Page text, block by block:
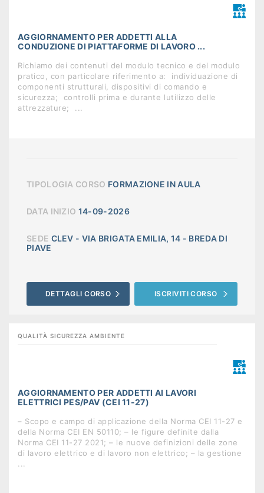
AGGIORNAMENTO PER ADDETTI ALLA
CONDUZIONE DI PIATTAFORME DI LAVORO ...
Richiamo dei contenuti del modulo tecnico e del modulo
pratico, con particolare riferimento a:  individuazione di
componenti strutturali, dispositivi di comando e
sicurezza;  controlli prima e durante lutilizzo delle
attrezzature;  ...
TIPOLOGIA CORSO FORMAZIONE IN AULA
DATA INIZIO 14-09-2026
SEDE CLEV - VIA BRIGATA EMILIA, 14 - BREDA DI
PIAVE
DETTAGLI CORSO ISCRIVITI CORSO
QUALITÀ SICUREZZA AMBIENTE
AGGIORNAMENTO PER ADDETTI AI LAVORI
ELETTRICI PES/PAV (CEI 11-27)
– Scopo e campo di applicazione della Norma CEI 11-27 e
della Norma CEI EN 50110; – le figure definite dalla
Norma CEI 11-27 2021; – le nuove definizioni delle zone
di lavoro elettrico e di lavoro non elettrico; – la gestione
...